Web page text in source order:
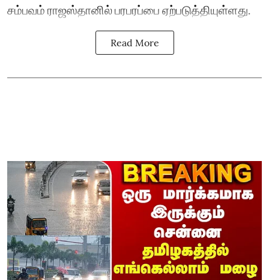
சம்பவம் ராஜஸ்தானில் பரபரப்பை ஏற்படுத்தியுள்ளது.
Read More